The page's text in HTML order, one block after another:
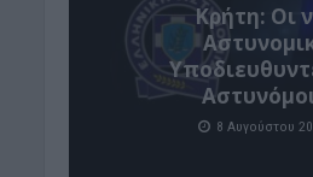
Κρήτη: Οι
8 Αυγούστου